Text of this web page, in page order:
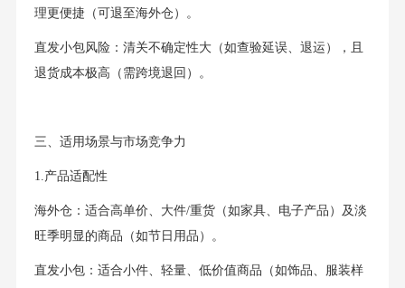
理更便捷（可退至海外仓）。
直发小包风险：清关不确定性大（如查验延误、退运），且
退货成本极高（需跨境退回）。
三、适用场景与市场竞争力
1.产品适配性
海外仓：适合高单价、大件/重货（如家具、电子产品）及淡
旺季明显的商品（如节日用品）。
直发小包：适合小件、轻量、低价值商品（如饰品、服装样